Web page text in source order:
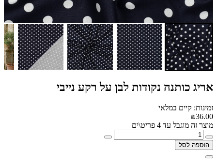
אריג כותנה נקודות לבן על רקע נייבי
זמינות: קיים במלאי
₪36.00
מוצר זה מוגבל עד 4 פריט\ים
הוספה לסל